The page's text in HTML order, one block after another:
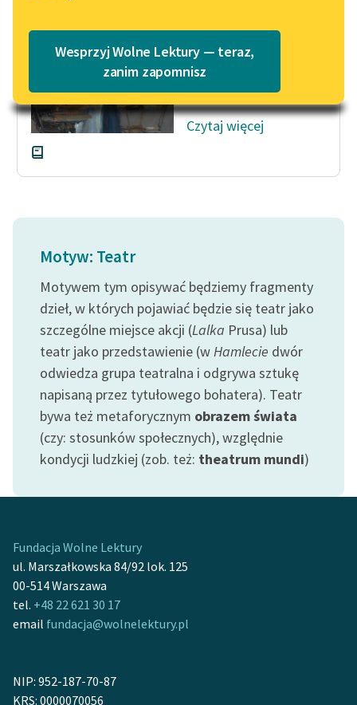
Lektury szkolne i klasyka
literatury do słuchania dla
uczennic i uczniów z
szkolnych i literatury do
uczniów z
Feministyczne inspiracje.
Popularyzacja
skandynawskiej literatury
feministycznej
Ręce pełne poezji
Kolekcje edukacyjne
twórców przechodzących
do domeny publicznej,
Szkoła Poezji Wolnych
Lektur
Katalog w formacie PDF
O nas
O projekcie
Wesprzyj Wolne Lektury — teraz,
zanim zapomnisz
się, że w ciągu dwóch
lat był obecny jako
recenzent natrzystu...
Czytaj więcej
Motyw: Teatr
Motywem tym opisywać będziemy fragmenty
dzieł, w których pojawiać będzie się teatr jako
szczególne miejsce akcji (Lalka Prusa) lub
teatr jako przedstawienie (wHamlecie dwór
odwiedza grupa teatralna i odgrywa sztukę
napisaną przez tytułowego bohatera). Teatr
bywa też metaforycznym obrazem świata
(czy: stosunków społecznych), względnie
kondycji ludzkiej (zob. też: theatrum mundi)
Fundacja Wolne Lektury
ul. Marszałkowska 84/92 lok. 125
00-514 Warszawa
tel. +48 22 621 30 17
email fundacja@wolnelektury.pl
NIP: 952-187-70-87
KRS: 0000070056